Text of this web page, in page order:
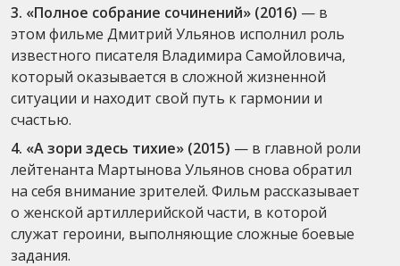
3. «Полное собрание сочинений» (2016) — в
этом фильме Дмитрий Ульянов исполнил роль
известного писателя Владимира Самойловича,
который оказывается в сложной жизненной
ситуации и находит свой путь к гармонии и
счастью.
4. «А зори здесь тихие» (2015) — в главной роли
лейтенанта Мартынова Ульянов снова обратил
на себя внимание зрителей. Фильм рассказывает
о женской артиллерийской части, в которой
служат героини, выполняющие сложные боевые
задания.